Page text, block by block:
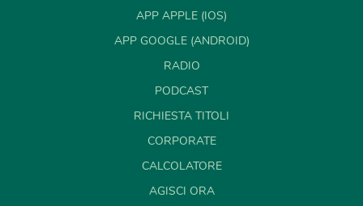
APP APPLE (IOS)
APP GOOGLE (ANDROID)
RADIO
PODCAST
RICHIESTA TITOLI
CORPORATE
CALCOLATORE
AGISCI ORA